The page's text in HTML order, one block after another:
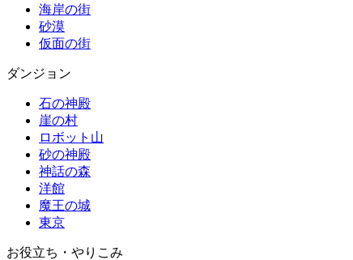
海岸の街
砂漠
仮面の街
ダンジョン
石の神殿
崖の村
ロボット山
砂の神殿
神話の森
洋館
魔王の城
東京
お役立ち・やりこみ